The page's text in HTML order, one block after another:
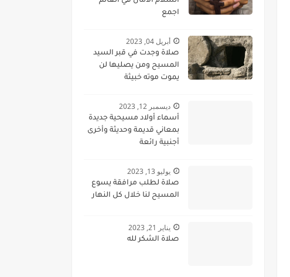
اجمع
أبريل 04, 2023
صلاة وجدت في قبر السيد
المسيح ومن يصليها لن
يموت موته خبيثة
ديسمبر 12, 2023
أسماء أولاد مسيحية جديدة
بمعاني قديمة وحديثة وأخرى
أجنبية رائعة
يوليو 13, 2023
صلاة لطلب مرافقة يسوع
المسيح لنا خلال كل النهار
يناير 21, 2023
صلاة الشكر لله